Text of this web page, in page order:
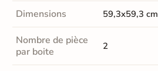
Dimensions 59,3x59,3 cm
Nombre de pièce
par boite
2